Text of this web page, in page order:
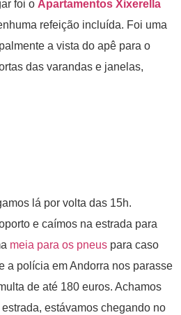
foi o Apartamentos Xixerella
refeição incluída. Foi uma
a vista do apê para o
das varandas e janelas,
lá por volta das 15h.
e caímos na estrada para
meia para os pneus para caso
a polícia em Andorra nos parasse
de até 180 euros. Achamos
estávamos chegando no